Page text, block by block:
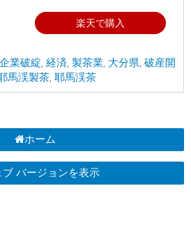
楽天で購入
企業破綻, 経済, 製茶業, 大分県, 破産開
馬渓製茶, 耶馬渓茶
ホーム
ブ バージョンを表示